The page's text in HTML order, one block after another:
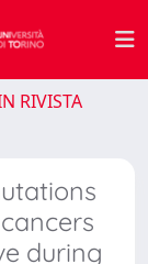
RIVISTA
during